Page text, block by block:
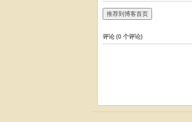
推荐到博客首页
评论 (0 个评论)